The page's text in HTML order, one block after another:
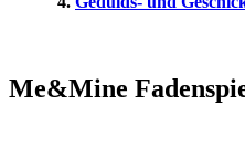
Me&Mine